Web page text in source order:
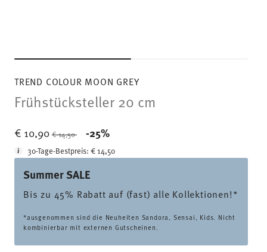
TREND COLOUR MOON GREY
Frühstücksteller 20 cm
€ 10,90 Price reduced from
€ 14,50 -25%
30-Tage-Bestpreis:€ 14,50
Summer SALE
Bis zu 45% Rabatt auf (fast) alle Kollektionen!*
*ausgenommen sind die Neuheiten Sandora, Sensai, Kids. Nicht
kombinierbar mit externen Gutscheinen.